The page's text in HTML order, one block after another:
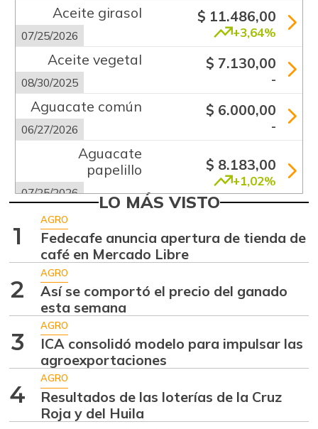
Aceite girasol
07/25/2026
$ 11.486,00
+3,64%
Aceite vegetal
08/30/2025
$ 7.130,00
-
Aguacate común
06/27/2026
$ 6.000,00
-
Aguacate
papelillo
07/25/2026
$ 8.183,00
+1,02%
07/25/2026 -6,69%
Ajo
07/25/2026
$ 5.667,00
-0,72%
Ají dulce
01/17/2015
$ 3.750,00
Ají topito dulce
07/25/2026
Alas de pollo sin
costillar
LO MÁS VISTO
1
AGRO
Fedecafe anuncia apertura de tienda de
café en Mercado Libre
2
AGRO
Así se comportó el precio del ganado
esta semana
3
AGRO
ICA consolidó modelo para impulsar las
agroexportaciones
4
AGRO
Resultados de las loterías de la Cruz
Roja y del Huila